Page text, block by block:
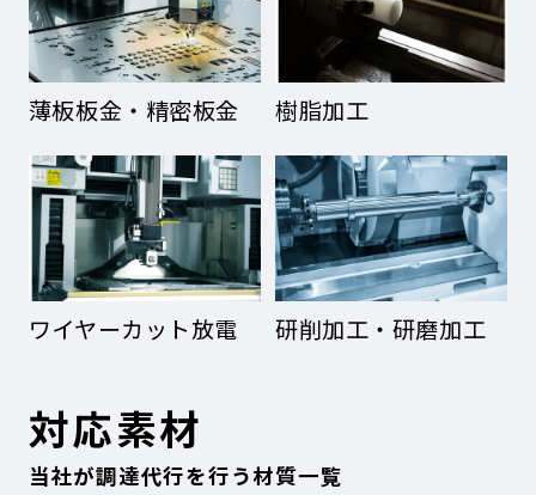
薄板板金・精密板金 樹脂加工
ワイヤーカット放電 研削加工・研磨加工
対応素材
当社が調達代行を行う材質一覧